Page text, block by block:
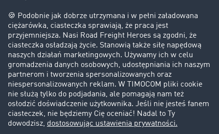
Firma
Historie sukcesu
Klienci pozyskują nowych klientów
Informacje prawne
Impressum
OWU